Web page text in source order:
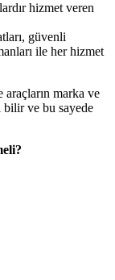
hizmet veren
güvenli
ile her hizmet
marka ve
ve bu sayede